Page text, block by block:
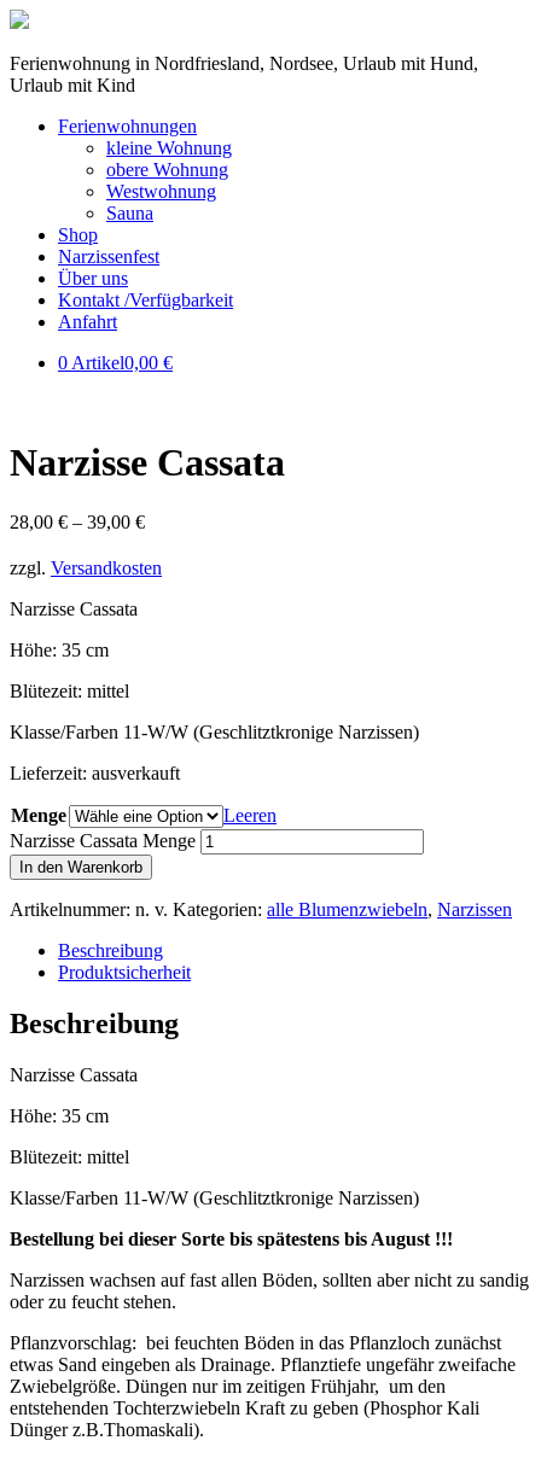
Ferienwohnung in Nordfriesland, Nordsee, Urlaub mit Hund,
Urlaub mit Kind
Ferienwohnungen
kleine Wohnung
obere Wohnung
Westwohnung
Sauna
Shop
Narzissenfest
Über uns
Kontakt /Verfügbarkeit
Anfahrt
0 Artikel0,00 €
Narzisse Cassata
28,00 € – 39,00 €
zzgl. Versandkosten
Narzisse Cassata
Höhe: 35 cm
Blütezeit: mittel
Klasse/Farben 11-W/W (Geschlitztkronige Narzissen)
Lieferzeit: ausverkauft
Menge
Leeren
Narzisse Cassata Menge
In den Warenkorb
Artikelnummer: n. v. Kategorien: alle Blumenzwiebeln, Narzissen
Beschreibung
Produktsicherheit
Beschreibung
Narzisse Cassata
Höhe: 35 cm
Blütezeit: mittel
Klasse/Farben 11-W/W (Geschlitztkronige Narzissen)
Bestellung bei dieser Sorte bis spätestens bis August !!!
Narzissen wachsen auf fast allen Böden, sollten aber nicht zu sandig
oder zu feucht stehen.
Pflanzvorschlag: bei feuchten Böden in das Pflanzloch zunächst
etwas Sand eingeben als Drainage. Pflanztiefe ungefähr zweifache
Zwiebelgröße. Düngen nur im zeitigen Frühjahr, um den
entstehenden Tochterzwiebeln Kraft zu geben (Phosphor Kali
Dünger z.B.Thomaskali).